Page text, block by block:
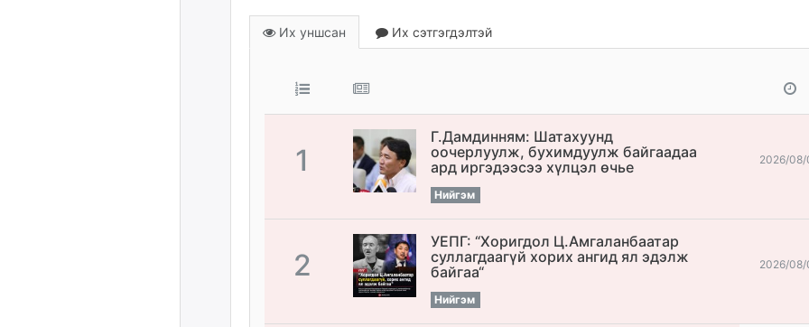
Их уншсан Их сэтгэгдэлтэй
1
Г.Дамдинням: Шатахуунд
оочерлуулж, бухимдуулж байгаадаа
ард иргэдээсээ хүлцэл өчье
Нийгэм
2026/08/
2
УЕПГ: “Хоригдол Ц.Амгаланбаатар
cуллагдаагүй хорих ангид ял эдэлж
байгаа“
Нийгэм
2026/08/